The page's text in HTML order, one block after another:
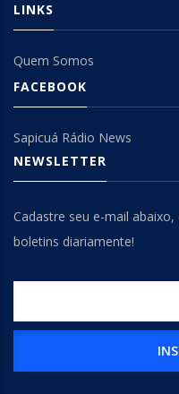
LINKS
Quem Somos
FACEBOOK
Sapicuá Rádio News
NEWSLETTER
Cadastre seu e-mail
boletins diariamente!